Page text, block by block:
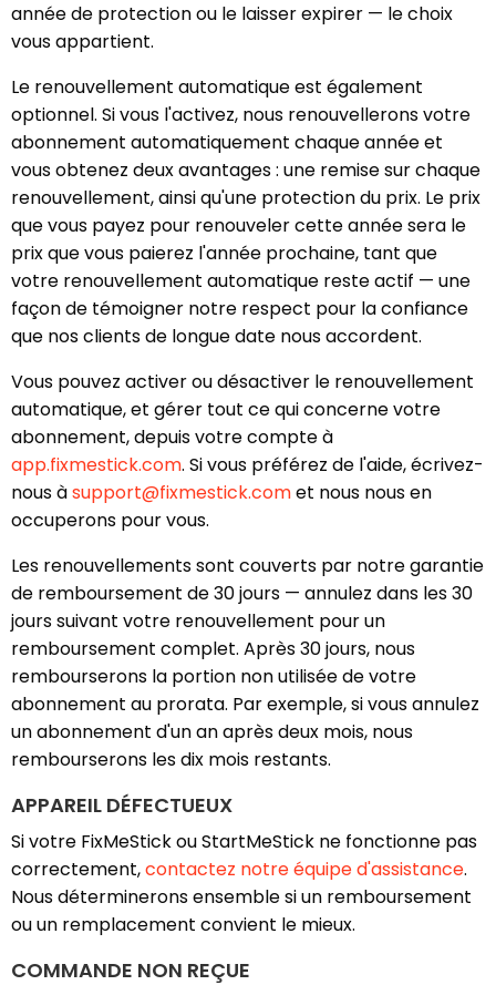
année de protection ou le laisser expirer — le choix
vous appartient.
Le renouvellement automatique est également
optionnel. Si vous l'activez, nous renouvellerons votre
abonnement automatiquement chaque année et
vous obtenez deux avantages : une remise sur chaque
renouvellement, ainsi qu'une protection du prix. Le prix
que vous payez pour renouveler cette année sera le
prix que vous paierez l'année prochaine, tant que
votre renouvellement automatique reste actif — une
façon de témoigner notre respect pour la confiance
que nos clients de longue date nous accordent.
Vous pouvez activer ou désactiver le renouvellement
automatique, et gérer tout ce qui concerne votre
abonnement, depuis votre compte à
app.fixmestick.com. Si vous préférez de l'aide, écrivez-
nous àsupport@fixmestick.comet nous nous en
occuperons pour vous.
Les renouvellements sont couverts par notre garantie
de remboursement de 30 jours — annulez dans les 30
jours suivant votre renouvellement pour un
remboursement complet. Après 30 jours, nous
rembourserons la portion non utilisée de votre
abonnement au prorata. Par exemple, si vous annulez
un abonnement d'un an après deux mois, nous
rembourserons les dix mois restants.
APPAREIL DÉFECTUEUX
Si votre FixMeStick ou StartMeStick ne fonctionne pas
correctement,contactez notre équipe d'assistance.
Nous déterminerons ensemble si un remboursement
ou un remplacement convient le mieux.
COMMANDE NON REÇUE